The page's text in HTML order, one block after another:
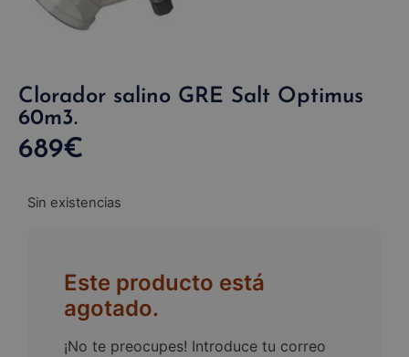
Clorador salino GRE Salt Optimus
60m3.
689€
Sin existencias
Este producto está
agotado.
¡No te preocupes! Introduce tu correo